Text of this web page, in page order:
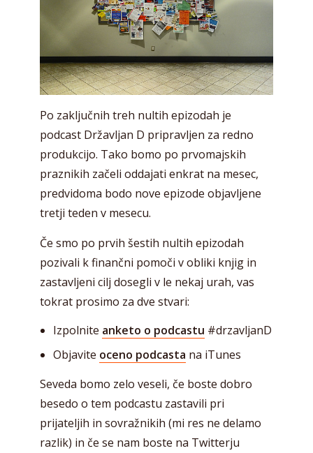
Po zaključnih treh nultih epizodah je
podcast Državljan D pripravljen za redno
produkcijo. Tako bomo po prvomajskih
praznikih začeli oddajati enkrat na mesec,
predvidoma bodo nove epizode objavljene
tretji teden v mesecu.
Če smo po prvih šestih nultih epizodah
pozivali k finančni pomoči v obliki knjig in
zastavljeni cilj dosegli v le nekaj urah, vas
tokrat prosimo za dve stvari:
Izpolnite anketo o podcastu #drzavljanD
Objavite oceno podcasta na iTunes
Seveda bomo zelo veseli, če boste dobro
besedo o tem podcastu zastavili pri
prijateljih in sovražnikih (mi res ne delamo
razlik) in če se nam boste na Twitterju